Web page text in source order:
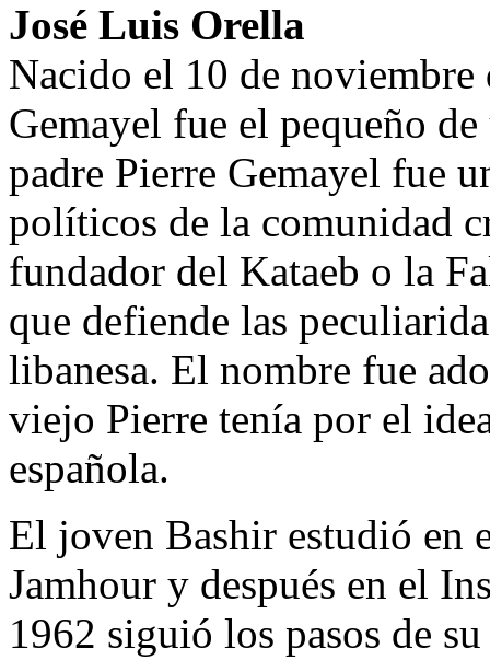
José Luis Orella
Nacido el 10 de
Gemayel fue el pequeño
padre Pierre Gemayel fue
políticos de la comunidad
fundador del Kataeb o la
que defiende las
libanesa. El nombre fue
viejo Pierre tenía por el
española.
El joven Bashir estudió en
Jamhour y después en el
1962 siguió los pasos de